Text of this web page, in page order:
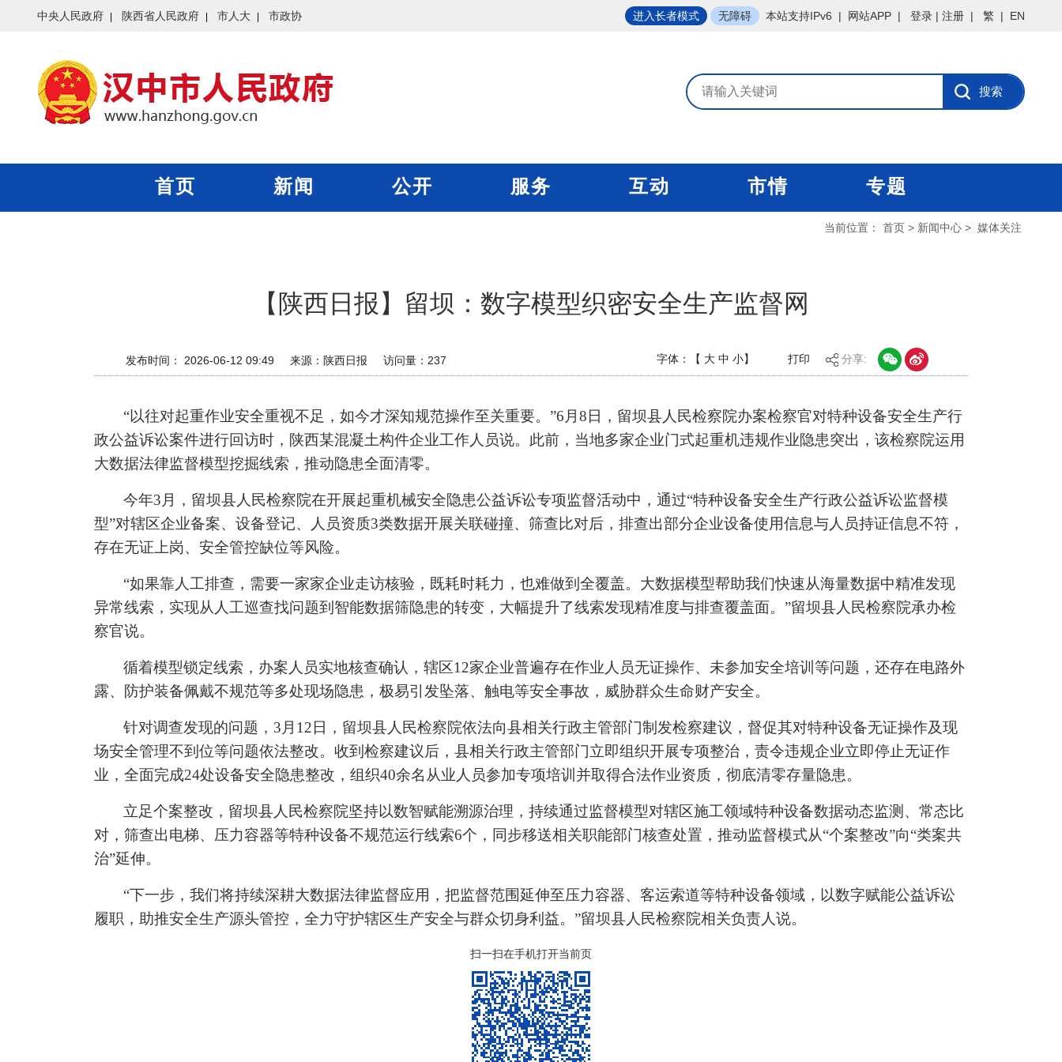
中央人民政府 陕西省人民政府 市人大 市政协 进入长者模式 无障碍 本站支持IPv6 | 网站APP | 登录 | 注册 | 繁 | EN
首页 新闻 公开 服务 互动 市情 专题
当前位置： 首页 > 新闻中心 > 媒体关注
【陕西日报】留坝：数字模型织密安全生产监督网
发布时间： 2026-06-12 09:49 来源： 陕西日报 访问量： 237 字体：【 大 中 小】 打印 分享:
“以往对起重作业安全重视不足，如今才深知规范操作至关重要。”6月8日，留坝县人民检察院办案检察官对特种设备安全生产行
政公益诉讼案件进行回访时，陕西某混凝土构件企业工作人员说。此前，当地多家企业门式起重机违规作业隐患突出，该检察院运用
大数据法律监督模型挖掘线索，推动隐患全面清零。
今年3月，留坝县人民检察院在开展起重机械安全隐患公益诉讼专项监督活动中，通过“特种设备安全生产行政公益诉讼监督模
型”对辖区企业备案、设备登记、人员资质3类数据开展关联碰撞、筛查比对后，排查出部分企业设备使用信息与人员持证信息不符，
存在无证上岗、安全管控缺位等风险。
“如果靠人工排查，需要一家家企业走访核验，既耗时耗力，也难做到全覆盖。大数据模型帮助我们快速从海量数据中精准发现
异常线索，实现从人工巡查找问题到智能数据筛隐患的转变，大幅提升了线索发现精准度与排查覆盖面。”留坝县人民检察院承办检
察官说。
循着模型锁定线索，办案人员实地核查确认，辖区12家企业普遍存在作业人员无证操作、未参加安全培训等问题，还存在电路外
露、防护装备佩戴不规范等多处现场隐患，极易引发坠落、触电等安全事故，威胁群众生命财产安全。
针对调查发现的问题，3月12日，留坝县人民检察院依法向县相关行政主管部门制发检察建议，督促其对特种设备无证操作及现
场安全管理不到位等问题依法整改。收到检察建议后，县相关行政主管部门立即组织开展专项整治，责令违规企业立即停止无证作
业，全面完成24处设备安全隐患整改，组织40余名从业人员参加专项培训并取得合法作业资质，彻底清零存量隐患。
立足个案整改，留坝县人民检察院坚持以数智赋能溯源治理，持续通过监督模型对辖区施工领域特种设备数据动态监测、常态比
对，筛查出电梯、压力容器等特种设备不规范运行线索6个，同步移送相关职能部门核查处置，推动监督模式从“个案整改”向“类案共
治”延伸。
“下一步，我们将持续深耕大数据法律监督应用，把监督范围延伸至压力容器、客运索道等特种设备领域，以数字赋能公益诉讼
履职，助推安全生产源头管控，全力守护辖区生产安全与群众切身利益。”留坝县人民检察院相关负责人说。
扫一扫在手机打开当前页